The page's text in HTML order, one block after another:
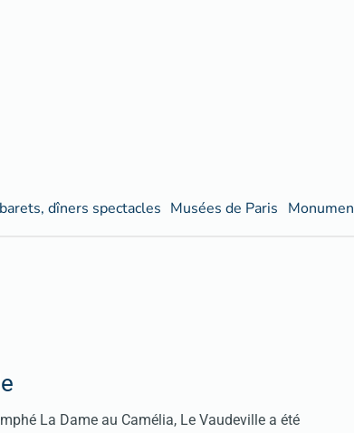
dîners spectacles Musées de Paris
La Dame au Camélia, Le Vaudeville a été